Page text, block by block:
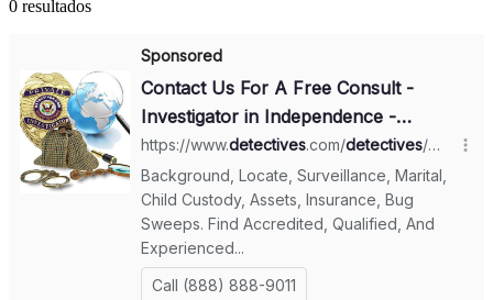
0 resultados